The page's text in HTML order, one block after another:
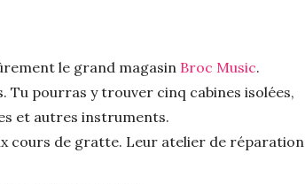
le grand magasin Broc Music.
Tu pourras y trouver cinq cabines isolées,
et autres instruments.
cours de gratte. Leur atelier de réparation